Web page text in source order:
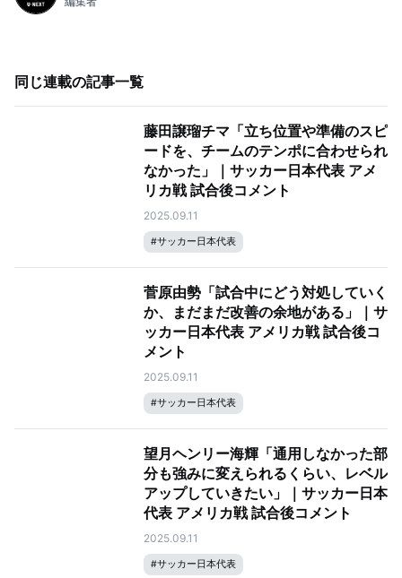
同じ連載の記事一覧
藤田譲瑠チマ「立ち位置や準備のスピ
ードを、チームのテンポに合わせられ
なかった」｜サッカー日本代表 アメ
リカ戦 試合後コメント
2025.09.11
#サッカー日本代表
菅原由勢「試合中にどう対処していく
か、まだまだ改善の余地がある」｜サ
ッカー日本代表 アメリカ戦 試合後コ
メント
2025.09.11
#サッカー日本代表
望月ヘンリー海輝「通用しなかった部
分も強みに変えられるくらい、レベル
アップしていきたい」｜サッカー日本
代表 アメリカ戦 試合後コメント
2025.09.11
#サッカー日本代表